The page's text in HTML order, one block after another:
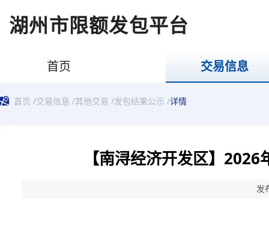
湖州市限额发包平台
首页 交易信息
首页 /交易信息 /其他交易 /发包结果公示 /详情
【南浔经济开发区】
发